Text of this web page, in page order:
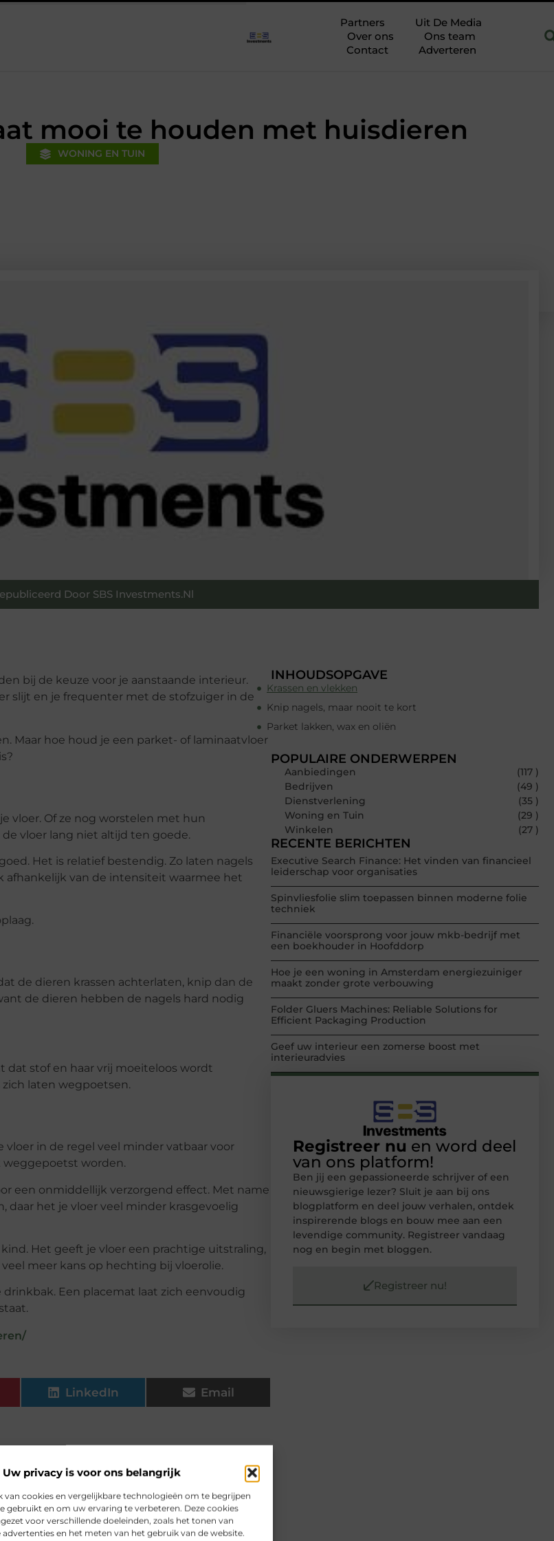
Uw privacy is voor ons belangrijk
van cookies en vergelijkbare technologieën om te begrijpen
gebruikt en om uw ervaring te verbeteren. Deze cookies
voor verschillende doeleinden, zoals het tonen van
advertenties en het meten van het gebruik van de website.
Partners
Uit De Media
Over ons
Ons team
Contact
Adverteren
mooi te houden met huisdieren
WONING EN TUIN
Door SBS Investments.nl
bij de keuze voor je aanstaande interieur.
slijt en je frequenter met de stofzuiger in de
Maar hoe houd je een parket- of laminaatvloer
vloer. Of ze nog worstelen met hun
vloer lang niet altijd ten goede.
Het is relatief bestendig. Zo laten nagels
afhankelijk van de intensiteit waarmee het
de dieren krassen achterlaten, knip dan de
de dieren hebben de nagels hard nodig
dat stof en haar vrij moeiteloos wordt
laten wegpoetsen.
in de regel veel minder vatbaar voor
worden.
een onmiddellijk verzorgend effect. Met name
daar het je vloer veel minder krasgevoelig
Het geeft je vloer een prachtige uitstraling,
meer kans op hechting bij vloerolie.
Een placemat laat zich eenvoudig
LinkedIn Email
gezonder water.
kalkaanslag op je huishoudelijke apparaten, vooral in
die manier kunnen een hele hoop inbraken voorkomen
INHOUDSOPGAVE
Krassen en vlekken
Knip nagels, maar nooit te kort
Parket lakken, wax en oliën
POPULAIRE ONDERWERPEN
Aanbiedingen
(117 )
Bedrijven
(49 )
Dienstverlening
(35 )
Woning en Tuin
(29 )
Winkelen
(27 )
RECENTE BERICHTEN
Executive Search Finance: Het vinden van financieel
leiderschap voor organisaties
Spinvliesfolie slim toepassen binnen moderne folie
techniek
Financiële voorsprong voor jouw mkb-bedrijf met
een boekhouder in Hoofddorp
Hoe je een woning in Amsterdam energiezuiniger
maakt zonder grote verbouwing
Folder Gluers Machines: Reliable Solutions for
Efficient Packaging Production
Geef uw interieur een zomerse boost met
interieuradvies
Registreer nu en word deel
van ons platform!
Ben jij een gepassioneerde schrijver of een
nieuwsgierige lezer? Sluit je aan bij ons
blogplatform en deel jouw verhalen, ontdek
inspirerende blogs en bouw mee aan een
levendige community. Registreer vandaag
nog en begin met bloggen.
Registreer nu!